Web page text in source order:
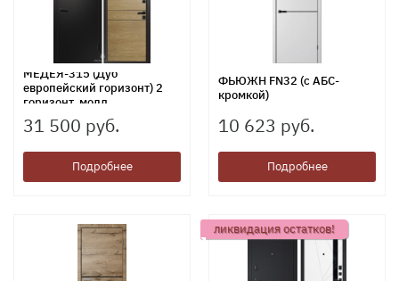
МЕДЕЯ-315 (Дуб
европейский горизонт) 2
горизонт. молд.
31 500 руб.
Подробнее
ФЬЮЖН FN32 (c АБС-
кромкой)
10 623 руб.
Подробнее
ликвидация остатков!